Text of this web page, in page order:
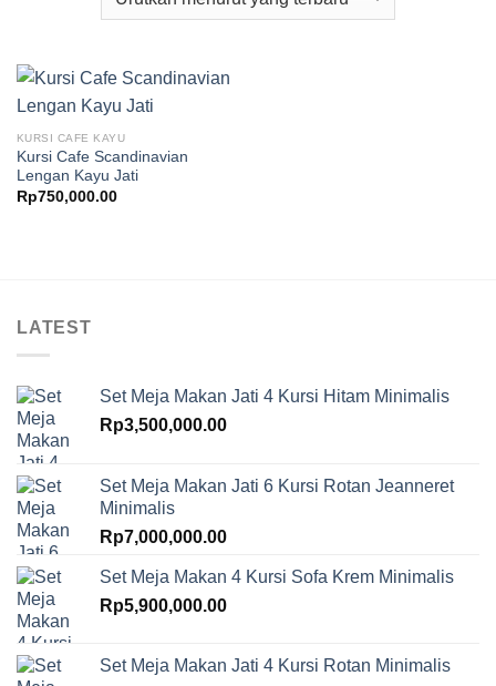
KURSI CAFE KAYU
Kursi Cafe Scandinavian
Lengan Kayu Jati
Rp750,000.00
LATEST
Set Meja Makan Jati 4 Kursi Hitam Minimalis
Rp3,500,000.00
Set Meja Makan Jati 6 Kursi Rotan Jeanneret
Minimalis
Rp7,000,000.00
Set Meja Makan 4 Kursi Sofa Krem Minimalis
Rp5,900,000.00
Set Meja Makan Jati 4 Kursi Rotan Minimalis